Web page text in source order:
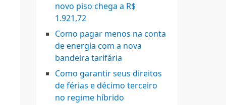
novo piso chega a R$
1.921,72
Como pagar menos na conta
de energia com a nova
bandeira tarifária
Como garantir seus direitos
de férias e décimo terceiro
no regime híbrido